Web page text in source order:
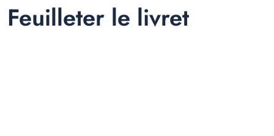
Feuilleter le livret